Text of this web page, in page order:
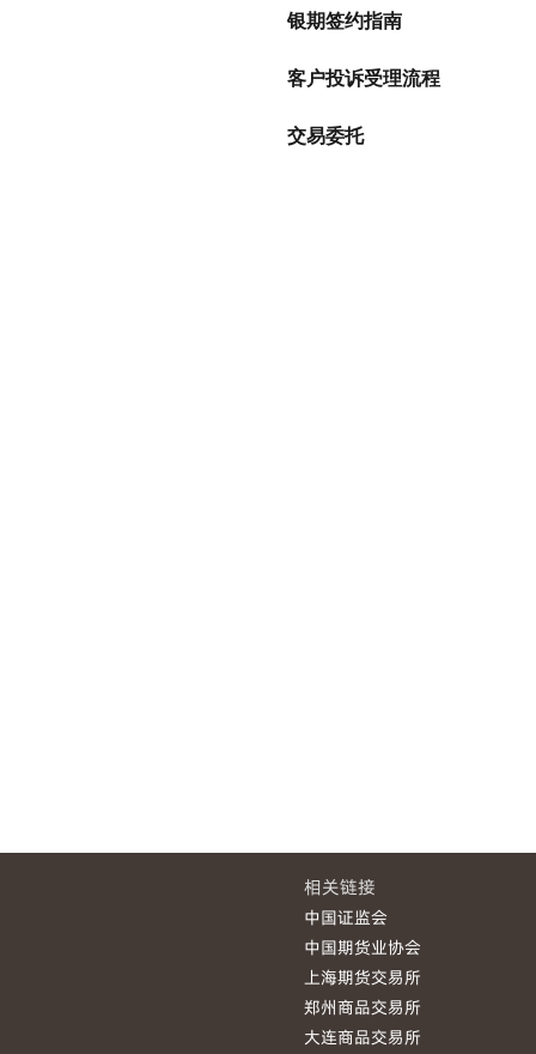
银期签约指南
客户投诉受理流程
交易委托
相关链接
中国证监会
中国期货业协会
上海期货交易所
郑州商品交易所
大连商品交易所